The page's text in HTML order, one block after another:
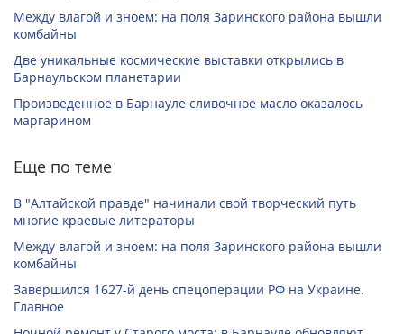
Между влагой и зноем: на поля Заринского района вышли
комбайны
Две уникальные космические выставки открылись в
Барнаульском планетарии
Произведенное в Барнауле сливочное масло оказалось
маргарином
Еще по теме
В "Алтайской правде" начинали свой творческий путь
многие краевые литераторы
Между влагой и зноем: на поля Заринского района вышли
комбайны
Завершился 1627-й день спецоперации РФ на Украине.
Главное